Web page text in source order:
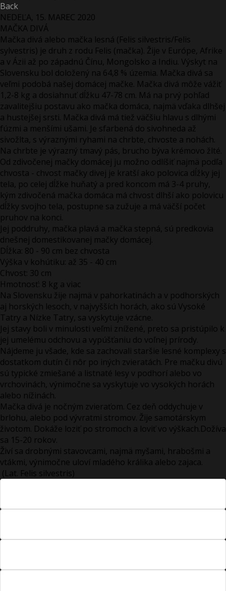
Back
NEDEĽA, 15. MAREC 2020
MAČKA DIVÁ
Mačka divá alebo mačka lesná (Felis silvestris/Felis
sylvestris) je druh z rodu Felis (mačka). Žije v Európe, Afrike
a v Ázii až po západnú Čínu, Mongolsko a Indiu. Výskyt na
Slovensku bol doložený na 64,8 % územia. Mačka divá sa
veľmi podobá našej domácej mačke. Mačka divá môže vážiť
1,2-8 kg a dosiahnuť dĺžku 47-78 cm. Má na prvý pohľad
zavalitejšiu postavu ako mačka domáca, najmä vďaka dlhšej
a hustejšej srsti. Mačka divá má tiež väčšiu hlavu s dlhými
fúzmi a menšími ušami. Je sfarbená do sivohneda až
sivožlta, s výraznými ryhami na chrbte, chvoste a nohách.
Na chrbte je výrazný tmavý pás, brucho býva krémovo žlté.
Od zdivočenej mačky domácej ju možno odlíšiť najmä podľa
chvosta - chvost mačky divej je kratší ako polovica dĺžky jej
tela, po celej dĺžke huňatý a pred koncom má 3-4 pruhy,
kým zdivočená mačka domáca má chvost dlhší ako polovicu
dĺžky svojho tela, postupne sa zužuje a má väčší počet
pruhov na konci.
Jej poddruhy, mačka plavá a mačka stepná, sú predkovia
dnešnej domestikovanej mačky domácej.
Dĺžka: 80 - 90 cm bez chvosta
Výška v kohútiku: až 35 - 40 cm
Chvost: 30 cm
Hmotnosť: 8 kg a viac
Na Slovensku žije najmä v pahorkatinách a v podhorských
aj horských lesoch, v najvyšších horách, ako sú Vysoké
Tatry a Nízke Tatry, sa vyskytuje vzácne.
Jej stavy boli v minulosti veľmi znížené, preto sa pristúpilo k
jej umelému odchovu a vypúšťaniu do voľnej prírody.
Nájdeme ju všade, kde sa zachovali staršie lesné komplexy s
dostatkom dutín či nôr po iných zvieratách. Pre mačku divú
sú typické zmiešané a listnaté lesy v podhorí alebo vo
vrchovinách, výnimočne sa vyskytuje vo vysokých horách
alebo nížinách.
Mačka divá je nočným zvieraťom. Cez deň oddychuje v
brlohu, alebo pod vývratmi stromov. Žije samotárskym
životom. Dokáže loziť po stromoch a loviť vo výškach.Dožíva
sa 15-20 rokov.
Živí sa drobnými stavovcami, najmä myšami, hrabošmi a
vtákmi, výnimočne uloví mladého králika alebo zajaca.
(Lat. Felis silvestris)